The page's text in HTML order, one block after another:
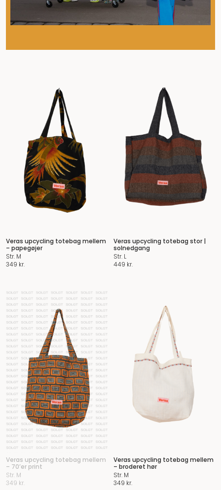
Veras upcycling totebag mellem
– papegøjer
Str. M
349 kr.
Veras upcycling totebag stor |
solnedgang
Str. L
449 kr.
Veras upcycling totebag mellem
– 70’er print
Str. M
349 kr.
Veras upcycling totebag mellem
– broderet hør
Str. M
349 kr.